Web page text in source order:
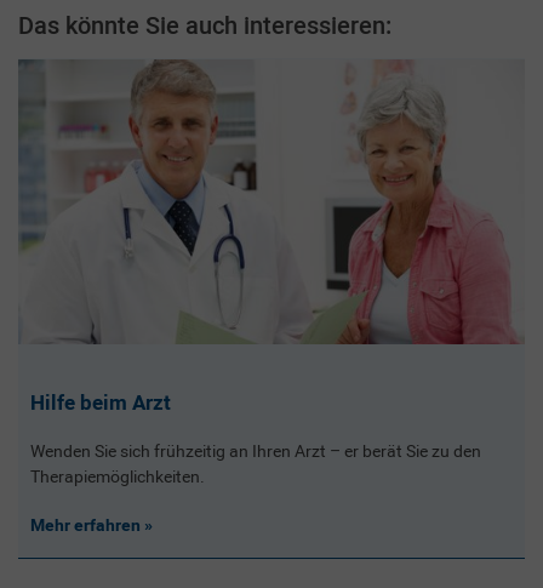
Das könnte Sie auch interessieren:
Hilfe beim Arzt
Wenden Sie sich frühzeitig an Ihren Arzt – er berät Sie zu den
Therapiemöglichkeiten.
Mehr erfahren